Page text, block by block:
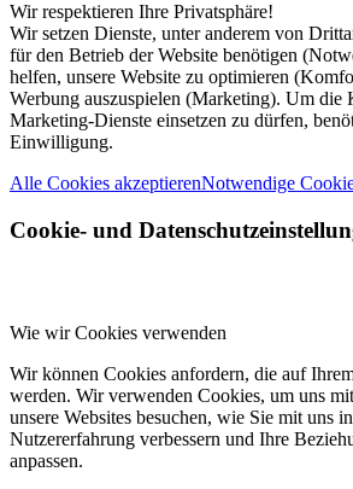
Wir respektieren Ihre Privatsphäre!
Wir setzen Dienste, unter anderem von
für den Betrieb der Website benötigen
helfen, unsere Website zu optimieren
Werbung auszuspielen (Marketing). Um die
Marketing-Dienste einsetzen zu dürfen,
Einwilligung.
Alle Cookies akzeptierenNotwendige
Cookie- und
Wie wir Cookies verwenden
Wir können Cookies anfordern, die auf
werden. Wir verwenden Cookies, um uns
unsere Websites besuchen, wie Sie mit uns
Nutzererfahrung verbessern und Ihre
anpassen.